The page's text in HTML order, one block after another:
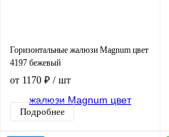
Горизонтальные жалюзи Magnum цвет
4197 бежевый
от 1170 ₽ / шт
Подробнее